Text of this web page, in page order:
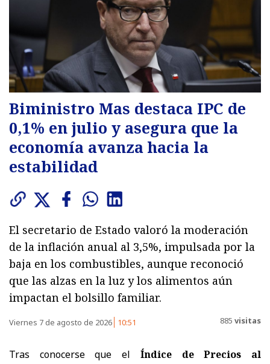
Biministro Mas destaca IPC de
0,1% en julio y asegura que la
economía avanza hacia la
estabilidad
El secretario de Estado valoró la moderación
de la inflación anual al 3,5%, impulsada por la
baja en los combustibles, aunque reconoció
que las alzas en la luz y los alimentos aún
impactan el bolsillo familiar.
Viernes 7 de agosto de 2026 10:51 885 visitas
Tras conocerse que el Índice de Precios al